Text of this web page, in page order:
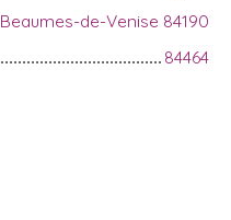
Beaumes-de-Venise 84190
84464